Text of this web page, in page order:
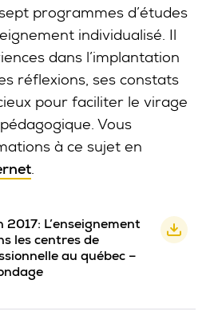
programmes d’études
individualisé. Il
dans l’implantation
réflexions, ses constats
pour faciliter le virage
Vous
à ce sujet en
.
L’enseignement
les centres de
au québec –